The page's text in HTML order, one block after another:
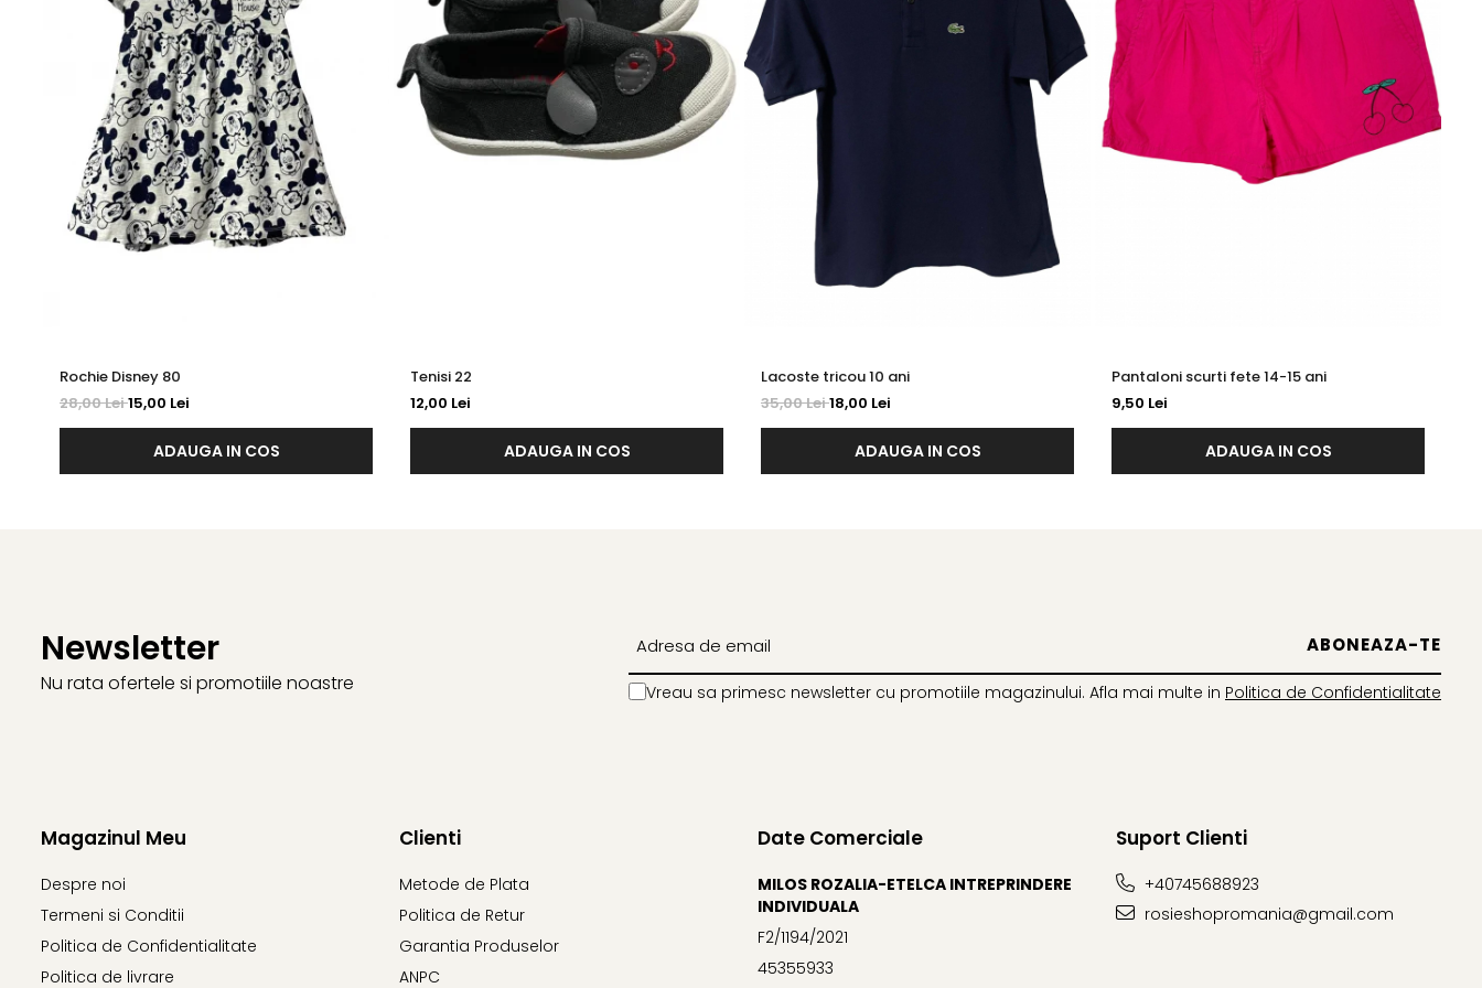
Rochie Disney 80
28,00 Lei15,00 Lei
ADAUGA IN COS
Tenisi 22
12,00 Lei
ADAUGA IN COS
Lacoste tricou 10 ani
35,00 Lei18,00 Lei
ADAUGA IN COS
Pantaloni scurti fete 14-15 ani
9,50 Lei
ADAUGA IN COS
Newsletter
Nu rata ofertele si promotiile noastre Vreau sa primesc newsletter cu promotiile magazinului. Afla mai multe in Politica de Confidentialitate
Magazinul Meu
Despre noi
Termeni si Conditii
Politica de Confidentialitate
Politica de livrare
Clienti
Metode de Plata
Politica de Retur
Garantia Produselor
ANPC
Date Comerciale
MILOS ROZALIA-ETELCA INTREPRINDERE
INDIVIDUALA
F2/1194/2021
45355933
Suport Clienti
+40745688923
rosieshopromania@gmail.com